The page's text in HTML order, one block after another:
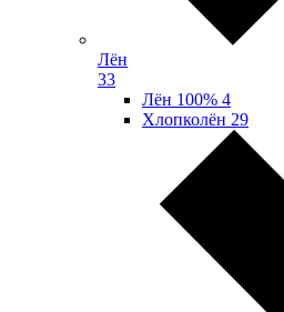
Лён
33
Лён 100% 4
Хлопколён 29